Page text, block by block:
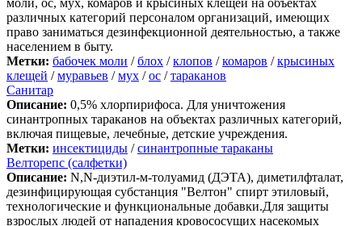
моли, ос, мух, комаров и крысиных клещей на объектах
различных категорий персоналом организаций, имеющих
право заниматься дезинфекционной деятельностью, а также
населением в быту.
Метки: бабочек моли /блох /клопов /комаров /крысиных
клещей /муравьев /мух /ос /тараканов
Санитар
Описание: 0,5% хлорпирифоса. Для уничтожения
синантропных тараканов на объектах различных категорий,
включая пищевые, лечебные, детские учреждения.
Метки: инсектициды /синантропные тараканы
Велторепс (салфетки)
Описание: N,N-диэтил-м-толуамид (ДЭТА), диметилфталат,
дезинфицирующая субстанция "Велтон" спирт этиловый,
технологические и функциональные добавки.Для защиты
взрослых людей от нападения кровососущих насекомых